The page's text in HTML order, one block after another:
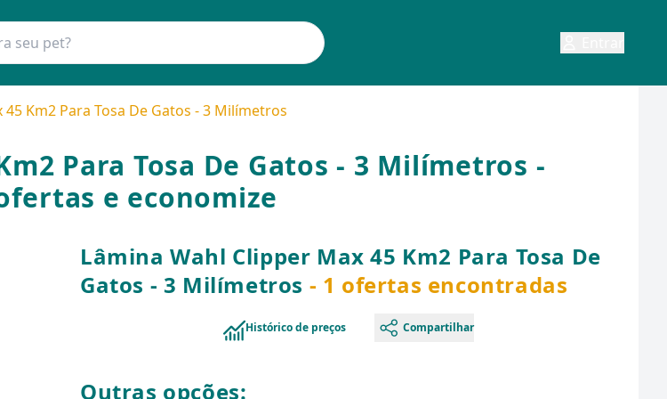
Km2 Para Tosa De Gatos - 3 Milímetros
Para Tosa De Gatos - 3 Milímetros -
e economize
Lâmina Wahl Clipper Max 45 Km2 Para Tosa De
Gatos - 3 Milímetros - 1 ofertas encontradas
Histórico de preços Compartilhar
Outras opções: